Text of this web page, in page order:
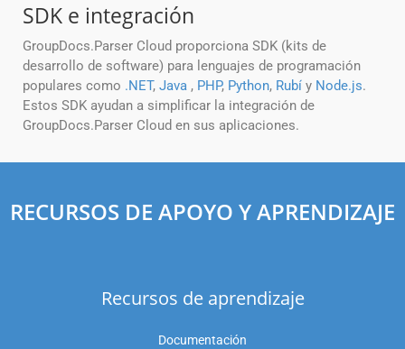
SDK e integración
GroupDocs.Parser Cloud proporciona SDK (kits de
desarrollo de software) para lenguajes de programación
populares como .NET, Java , PHP, Python, Rubí y Node.js.
Estos SDK ayudan a simplificar la integración de
GroupDocs.Parser Cloud en sus aplicaciones.
RECURSOS DE APOYO Y APRENDIZAJE
Recursos de aprendizaje
Documentación